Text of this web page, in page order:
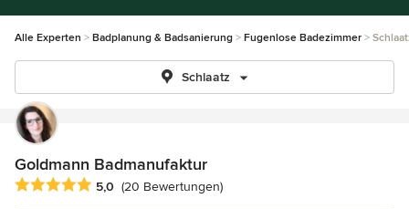
Alle Experten Badplanung & Badsanierung Fugenlose Badezimmer
Schlaatz
Goldmann Badmanufaktur
Durchschnittliche Bewertung: 5 von 5 Sternen
5,0 (20 Bewertungen)